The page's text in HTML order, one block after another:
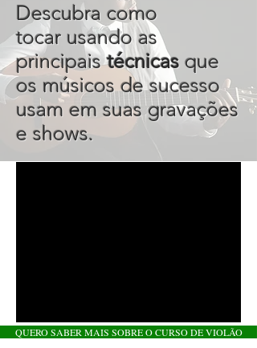
Descubra como
tocar usando as
principaistécnicas que
os músicos de sucesso
usam em suas gravações
e shows.
QUERO SABER MAIS SOBRE O CURSO DE VIOLÃO